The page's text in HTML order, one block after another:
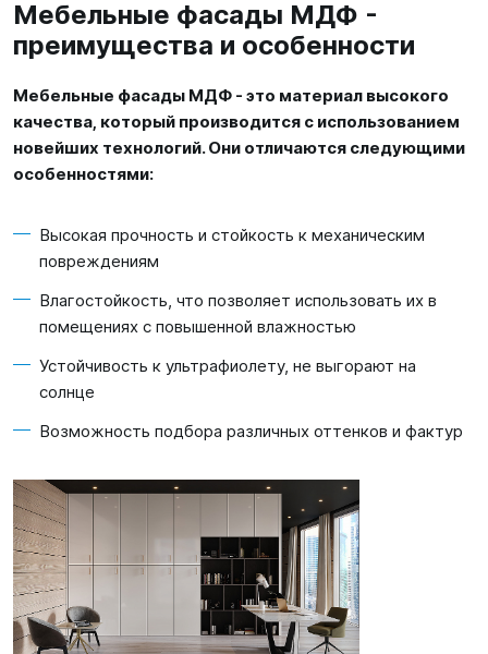
Мебельные фасады МДФ -
преимущества и особенности
Мебельные фасады МДФ - это материал высокого
качества, который производится с использованием
новейших технологий. Они отличаются следующими
особенностями:
Высокая прочность и стойкость к механическим
повреждениям
Влагостойкость, что позволяет использовать их в
помещениях с повышенной влажностью
Устойчивость к ультрафиолету, не выгорают на
солнце
Возможность подбора различных оттенков и фактур